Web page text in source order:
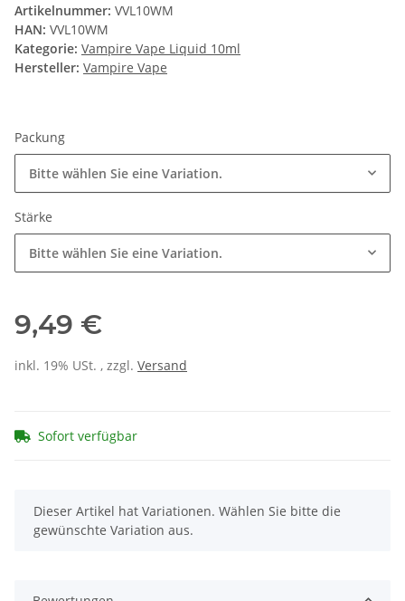
Artikelnummer: VVL10WM
HAN: VVL10WM
Kategorie: Vampire Vape Liquid 10ml
Hersteller: Vampire Vape
Packung
Bitte wählen Sie eine Variation.
Stärke
Bitte wählen Sie eine Variation.
9,49 €
inkl. 19% USt. , zzgl. Versand
Sofort verfügbar
x
Dieser Artikel hat Variationen. Wählen Sie bitte die
gewünschte Variation aus.